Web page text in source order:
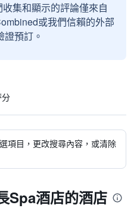
收集和顯示的評論僅來自
或我們信賴的外部
預訂。
項目，更改搜尋內容，或清除
Spa酒店的酒店